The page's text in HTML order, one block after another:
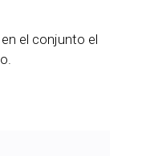
el conjunto el